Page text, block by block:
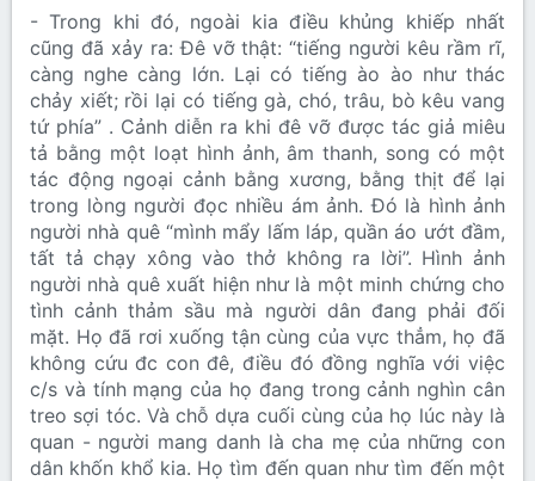
- Trong khi đó, ngoài kia điều khủng khiếp nhất
cũng đã xảy ra: Đê vỡ thật: “tiếng người kêu rầm rĩ,
càng nghe càng lớn. Lại có tiếng ào ào như thác
chảy xiết; rồi lại có tiếng gà, chó, trâu, bò kêu vang
tứ phía” . Cảnh diễn ra khi đê vỡ được tác giả miêu
tả bằng một loạt hình ảnh, âm thanh, song có một
tác động ngoại cảnh bằng xương, bằng thịt để lại
trong lòng người đọc nhiều ám ảnh. Đó là hình ảnh
người nhà quê “mình mẩy lấm láp, quần áo ướt đầm,
tất tả chạy xông vào thở không ra lời”. Hình ảnh
người nhà quê xuất hiện như là một minh chứng cho
tình cảnh thảm sầu mà người dân đang phải đối
mặt. Họ đã rơi xuống tận cùng của vực thẳm, họ đã
không cứu đc con đê, điều đó đồng nghĩa với việc
c/s và tính mạng của họ đang trong cảnh nghìn cân
treo sợi tóc. Và chỗ dựa cuối cùng của họ lúc này là
quan - người mang danh là cha mẹ của những con
dân khốn khổ kia. Họ tìm đến quan như tìm đến một